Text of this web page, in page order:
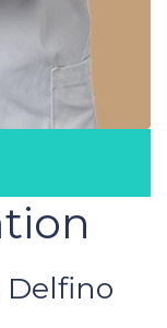
Delfino